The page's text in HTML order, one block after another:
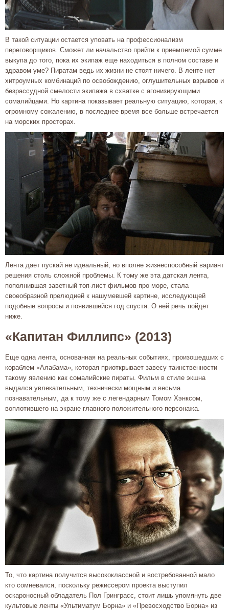
В такой ситуации остается уповать на профессионализм
переговорщиков. Сможет ли начальство прийти к приемлемой сумме
выкупа до того, пока их экипаж еще находиться в полном составе и
здравом уме? Пиратам ведь их жизни не стоят ничего. В ленте нет
хитроумных комбинаций по освобождению, оглушительных взрывов и
безрассудной смелости экипажа в схватке с агонизирующими
сомалийцами. Но картина показывает реальную ситуацию, которая, к
огромному сожалению, в последнее время все больше встречается
на морских просторах.
Лента дает пускай не идеальный, но вполне жизнеспособный вариант
решения столь сложной проблемы. К тому же эта датская лента,
пополнившая заветный топ-лист фильмов про море, стала
своеобразной прелюдией к нашумевшей картине, исследующей
подобные вопросы и появившейся год спустя. О ней речь пойдет
ниже.
«Капитан Филлипс» (2013)
Еще одна лента, основанная на реальных событиях, произошедших с
кораблем «Алабама», которая приоткрывает завесу таинственности
такому явлению как сомалийские пираты. Фильм в стиле экшна
выдался увлекательным, технически мощным и весьма
познавательным, да к тому же с легендарным Томом Хэнксом,
воплотившего на экране главного положительного персонажа.
То, что картина получится высококлассной и востребованной мало
кто сомневался, поскольку режиссером проекта выступил
оскароносный обладатель Пол Гринграсс, стоит лишь упомянуть две
культовые ленты «Ультиматум Борна» и «Превосходство Борна» из